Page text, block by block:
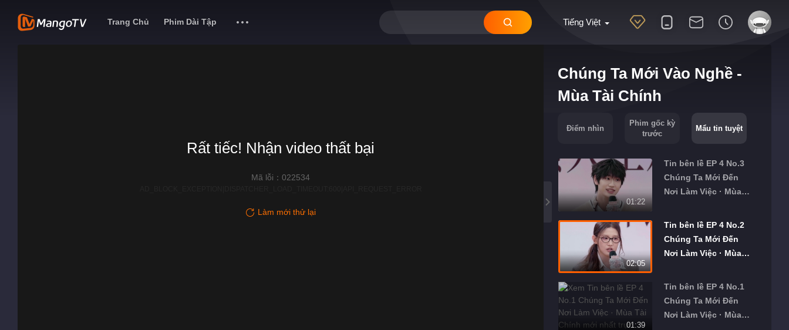
Tiếng Việt
Trang Chủ Phim Dài Tập
Chúng Ta Mới Vào Nghề -
Mùa Tài Chính
Điểm nhìn
Phim gốc kỳ
trước
Mẩu tin tuyệt
01:22
Tin bên lề EP 4 No.3
Chúng Ta Mới Đến
Nơi Làm Việc · Mùa
02:05
Tin bên lề EP 4 No.2
Chúng Ta Mới Đến
Nơi Làm Việc · Mùa
01:39
Tin bên lề EP 4 No.1
Chúng Ta Mới Đến
Nơi Làm Việc · Mùa
Rất tiếc! Nhận video thất bại
Mã lỗi：022534
Làm mới thử lại